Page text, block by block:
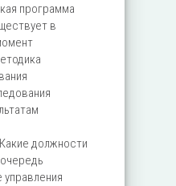
программа
в
должности